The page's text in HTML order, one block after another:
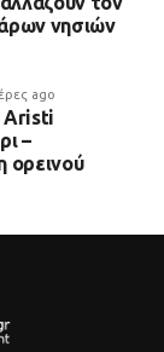
νησιών
ago
Aristi
–
ορεινού